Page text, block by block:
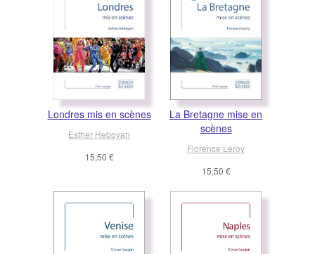
Londres mis en scènes
Esther Heboyan
15,50 €
La Bretagne mise en
scènes
Florence Leroy
15,50 €